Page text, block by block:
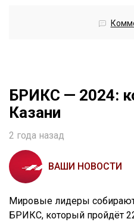
БРИКС — 2024:
Казани
2 года назад
ВАШИ НОВОСТИ
Мировые лидеры
БРИКС, который пройдёт